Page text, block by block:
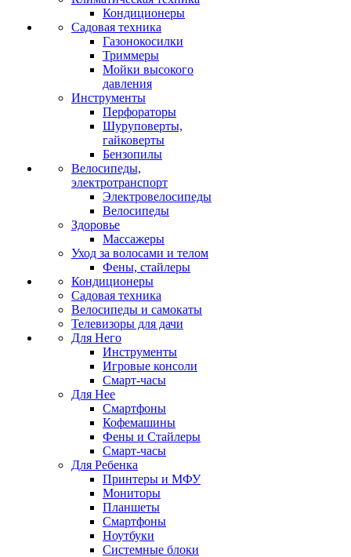
Кондиционеры
Садовая техника
Газонокосилки
Триммеры
Мойки высокого
давления
Инструменты
Перфораторы
Шуруповерты,
гайковерты
Бензопилы
Велосипеды,
электротранспорт
Электровелосипеды
Велосипеды
Здоровье
Массажеры
Уход за волосами и телом
Фены, стайлеры
Кондиционеры
Садовая техника
Велосипеды и самокаты
Телевизоры для дачи
Для Него
Инструменты
Игровые консоли
Смарт-часы
Для Нее
Смартфоны
Кофемашины
Фены и Стайлеры
Смарт-часы
Для Ребенка
Принтеры и МФУ
Мониторы
Планшеты
Смартфоны
Ноутбуки
Системные блоки